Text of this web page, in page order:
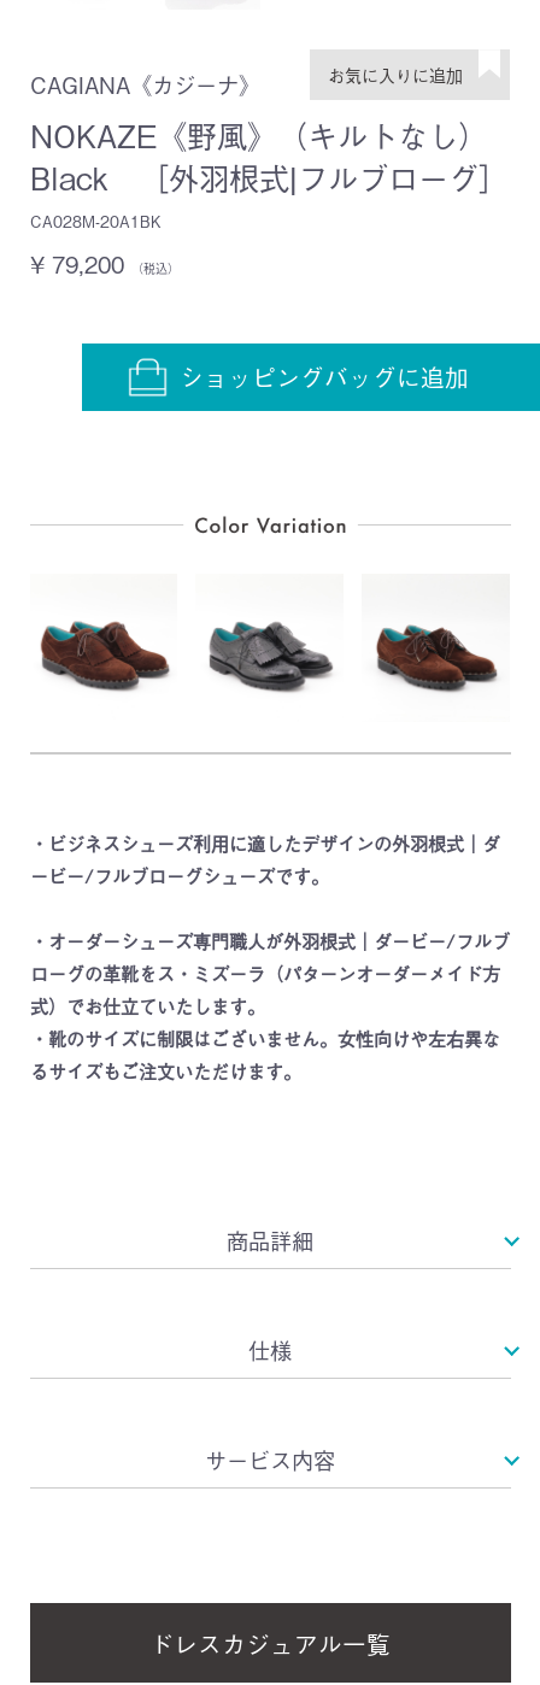
CAGIANA《カジーナ》
NOKAZE《野風》（キルトなし）
Black ［外羽根式|フルブローグ］
CA028M-20A1BK
¥ 79,200 （税込）
・ビジネスシューズ利用に適したデザインの外羽根式｜ダ
ービー/フルブローグシューズです。
・オーダーシューズ専門職人が外羽根式｜ダービー/フルブ
ローグの革靴をス・ミズーラ（パターンオーダーメイド方
式）でお仕立ていたします。
・靴のサイズに制限はございません。女性向けや左右異な
るサイズもご注文いただけます。
商品詳細
仕様
サービス内容
ドレスカジュアル一覧
ショッピングバッグに追加